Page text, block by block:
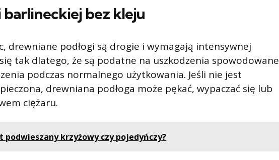
bez kleju
drewniane podłogi są drogie i wymagają intensywnej
tak dlatego, że są podatne na uszkodzenia spowodowane
podczas normalnego użytkowania. Jeśli nie jest
drewniana podłoga może pękać, wypaczać się lub
ciężaru.
podwieszany krzyżowy czy pojedyńczy?